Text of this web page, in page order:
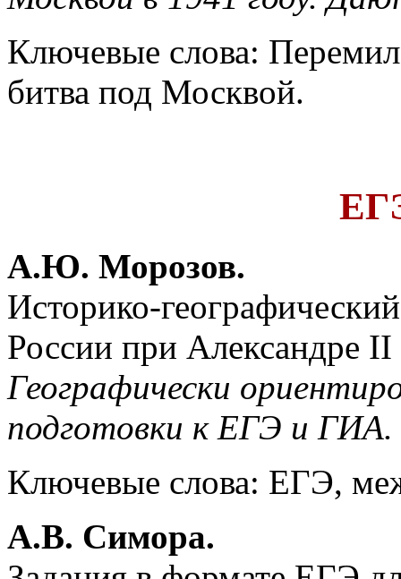
Ключевые слова:
битва под Москвой.
А.Ю. Морозов.
Историко-
России при Александре
Географически
подготовки к ЕГЭ и ГИА.
Ключевые слова: ЕГЭ,
А.В. Симора.